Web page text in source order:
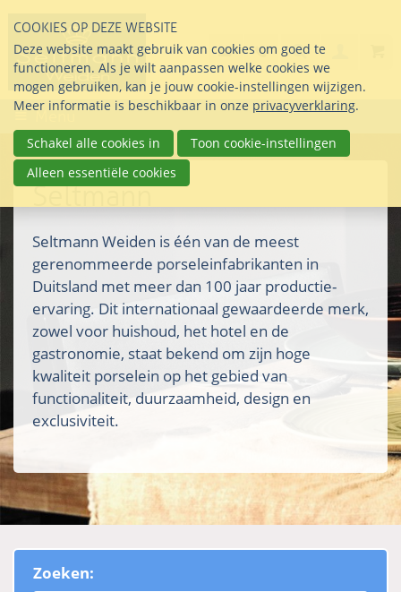
links
over
Direct
naar
inhoud
Direct
naar
het
info@seltmann-
Stel uw vraag
085 76 07 000
Search
Menu
Seltmann
Seltmann Weiden is één van de meest
gerenommeerde porseleinfabrikanten in
Duitsland met meer dan 100 jaar productie-
ervaring. Dit internationaal gewaardeerde merk,
zowel voor huishoud, het hotel en de
gastronomie, staat bekend om zijn hoge
kwaliteit porselein op het gebied van
functionaliteit, duurzaamheid, design en
exclusiviteit.
Zoeken:
COOKIES OP DEZE WEBSITE
Deze website maakt gebruik van cookies om goed te
functioneren. Als je wilt aanpassen welke cookies we
mogen gebruiken, kan je jouw cookie-instellingen wijzigen.
Meer informatie is beschikbaar in onze privacyverklaring.
Schakel alle cookies in
Toon cookie-instellingen
Alleen essentiële cookies